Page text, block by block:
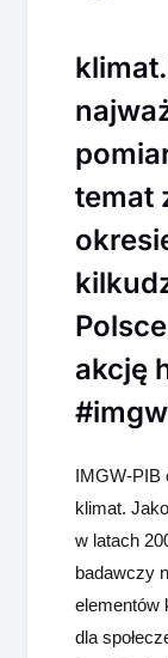
temat
akcję
IMGW-
klimat.
w latach
badawczy
elementów
dla